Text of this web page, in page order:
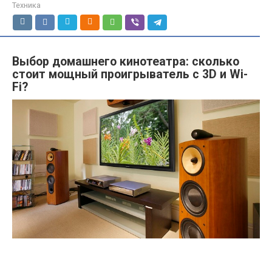
Техника
Выбор домашнего кинотеатра: сколько
стоит мощный проигрыватель с 3D и Wi-
Fi?